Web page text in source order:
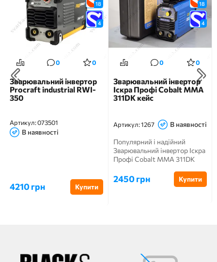
18
4
0 0
Зварювальний інвертор
Procraft industrial RWI-
350
Артикул:073501
В наявності
4210 грн Купити
18
4
0 0
Зварювальний інвертор
Іскра Профі Cobalt ММА
311DK кейс
Артикул:1267 В наявності
Популярний і надійний
Зварювальний інвертор Іскра
Профі Cobalt ММА 311DK
2450 грн Купити